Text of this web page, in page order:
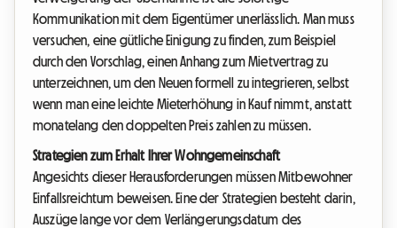
Kommunikation mit dem Eigentümer unerlässlich. Man muss
versuchen, eine gütliche Einigung zu finden, zum Beispiel
durch den Vorschlag, einen Anhang zum Mietvertrag zu
unterzeichnen, um den Neuen formell zu integrieren, selbst
wenn man eine leichte Mieterhöhung in Kauf nimmt, anstatt
monatelang den doppelten Preis zahlen zu müssen.
Strategien zum Erhalt Ihrer Wohngemeinschaft
Angesichts dieser Herausforderungen müssen Mitbewohner
Einfallsreichtum beweisen. Eine der Strategien besteht darin,
Auszüge lange vor dem Verlängerungsdatum des